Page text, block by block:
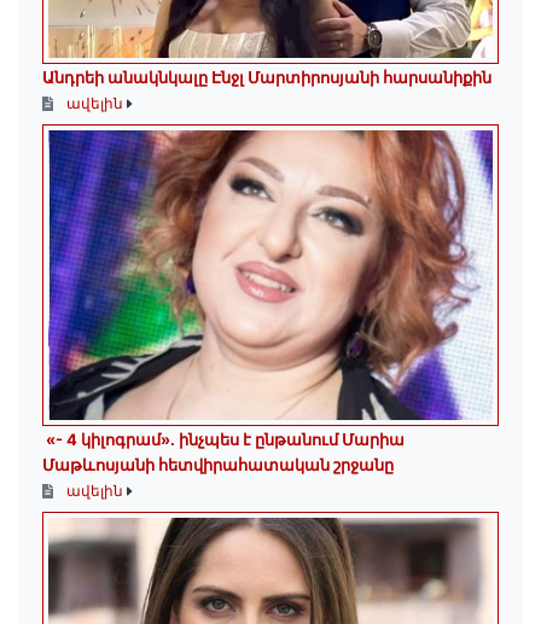
Անդրեի անակնկալը Էնջլ Մարտիրոսյանի հարսանիքին
ավելին
«- 4 կիլոգրամ». ինչպես է ընթանում Մարիա
Մաթևոսյանի հետվիրահատական շրջանը
ավելին